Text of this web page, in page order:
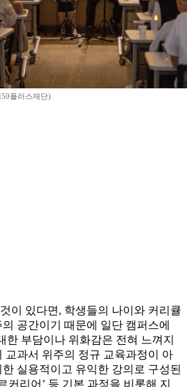
플러스재단)
이 있다면, 학생들의 나이와 커리큘
공간이기 때문에 일단 캠퍼스에
한 부담이나 위화감은 전혀 느껴지
교과서 위주의 정규 교육과정이 아
실용적이고 유익한 강의로 구성된
커리어’ 등 기본 과정을 비롯해 지